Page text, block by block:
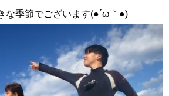
な季節でございます(●´ω｀●)